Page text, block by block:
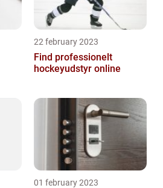
22 february 2023
Find professionelt
hockeyudstyr online
01 february 2023